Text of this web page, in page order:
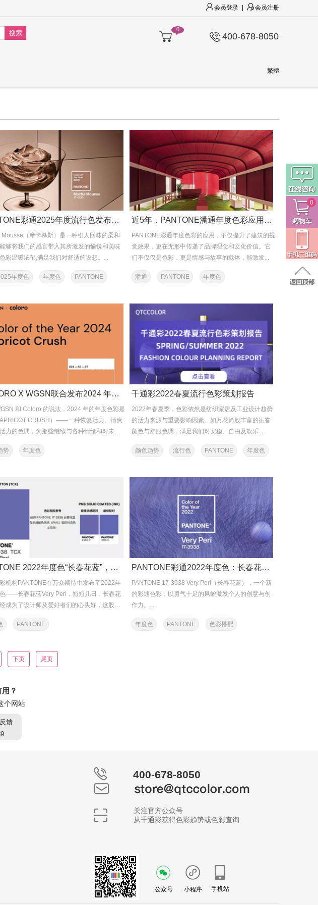
会员登录 会员注册
0
400-678-8050
繁體
PANTONE彩通2025年度流行色发布：17-1230Mocha Mousse（摩卡慕斯）
Mousse（摩卡慕斯）是一种引人回味的柔和
够将我们的感官带入其所激发的愉悦和美味
彩温暖浓郁,满足我们对舒适的设想。...
年度色 年度色 PANTONE
近5年，PANTONE潘通年度色彩应用的斑斓之旅
PANTONE彩通年度色彩的应用，不仅提升了建筑的视
觉效果，更在无形中传递了品牌理念和文化价值。它
们不仅仅是色彩，更是情感与故事的载体，能激发...
潘通 PANTONE 年度色
COLORO X WGSN联合发布2024 年度色彩：APRICOT CRUSH
和 Coloro 的说法，2024 年的年度色彩是
CRUSH）——一种恢复活力、清爽
力的色调，为那些继续与各种情绪和对未来
势
年度色
千通彩2022春夏流行色彩策划报告
2022年春夏季，色彩依然是纺织家居及工业设计趋势
的活力来源与重要影响因素。如万花筒般丰富的振奋
颜色与舒服色调，满足我们对安稳、自由及欢乐...
颜色趋势 流行色 PANTONE 年度色
PANTONE 2022年度色“长春花蓝”，如何将它应用到不同的产业
机构PANTONE在万众期待中发布了2022年
——长春花蓝Very Peri，短短几日，长春花
成为了设计师及爱好者们的心头好，这股热
PANTONE
PANTONE彩通2022年度色：长春花蓝17-3938 VERY PERI
PANTONE 17-3938 Very Peri（长春花蓝），一个新
的彩通色彩，以勇气十足的风貌激发个人的创意与创
作力。...
年度色 PANTONE 色彩搭配
下页 尾页
？
个网站
反馈
400-678-8050
关注官方公众号
从千通彩获得色彩趋势或色彩查询
公众号 小程序 手机站
0